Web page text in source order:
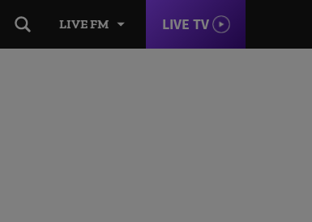
LIVE FM LIVE TV